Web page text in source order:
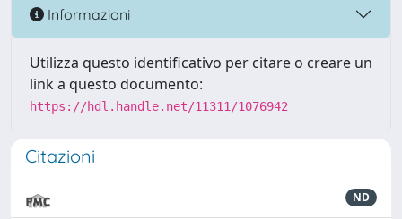
Informazioni
Utilizza questo identificativo per citare o creare un
link a questo documento:
https://hdl.handle.net/11311/1076942
Citazioni
ND